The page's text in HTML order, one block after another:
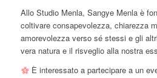
Allo Studio Menla, Sangye Menla è
coltivare consapevolezza, chiarezza
amorevolezza verso sé stessi e gli
vera natura e il risveglio alla nostra
È interessato a partecipare a un